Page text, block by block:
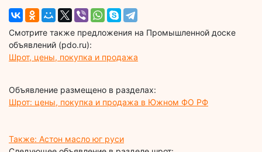
Смотрите также предложения на Промышленной доске
объявлений (pdo.ru):
Шрот, цены, покупка и продажа
Объявление размещено в разделах:
Шрот: цены, покупка и продажа в Южном ФО РФ
Также: Астон масло юг руси